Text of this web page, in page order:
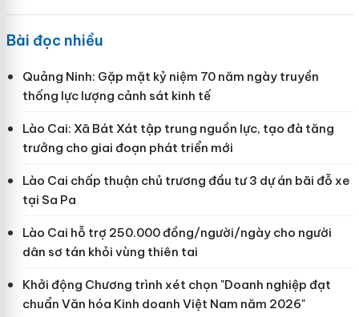
Bài đọc nhiều
Quảng Ninh: Gặp mặt kỷ niệm 70 năm ngày truyền
thống lực lượng cảnh sát kinh tế
Lào Cai: Xã Bát Xát tập trung nguồn lực, tạo đà tăng
trưởng cho giai đoạn phát triển mới
Lào Cai chấp thuận chủ trương đầu tư 3 dự án bãi đỗ xe
tại Sa Pa
Lào Cai hỗ trợ 250.000 đồng/người/ngày cho người
dân sơ tán khỏi vùng thiên tai
Khởi động Chương trình xét chọn "Doanh nghiệp đạt
chuẩn Văn hóa Kinh doanh Việt Nam năm 2026"